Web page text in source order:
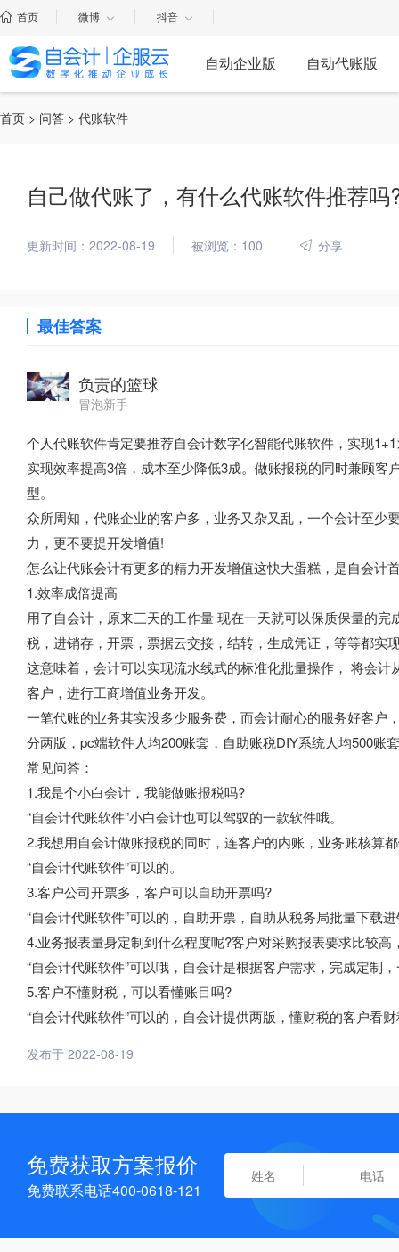
首页 微博 抖音
自动企业版 自动代账版
首页 > 问答 > 代账软件
自己做代账了，有什么代账软件推荐吗
更新时间：2022-08-19 被浏览：100 分享
最佳答案
负责的篮球
冒泡新手
个人代账软件肯定要推荐自会计数字化智能代账软件，实现
实现效率提高3倍，成本至少降低3成。做账报税的同时兼顾
型。
众所周知，代账企业的客户多，业务又杂又乱，一个会计至少
力，更不要提开发增值!
怎么让代账会计有更多的精力开发增值这快大蛋糕，是自会计
1.效率成倍提高
用了自会计，原来三天的工作量 现在一天就可以保质保量的
税，进销存，开票，票据云交接，结转，生成凭证，等等都实
这意味着，会计可以实现流水线式的标准化批量操作， 将会
客户，进行工商增值业务开发。
一笔代账的业务其实没多少服务费，而会计耐心的服务好客户
分两版，pc端软件人均200账套，自助账税DIY系统人均500账
常见问答：
1.我是个小白会计，我能做账报税吗?
“自会计代账软件”小白会计也可以驾驭的一款软件哦。
2.我想用自会计做账报税的同时，连客户的内账，业务账核算
“自会计代账软件”可以的。
3.客户公司开票多，客户可以自助开票吗?
“自会计代账软件”可以的，自助开票，自助从税务局批量下载
4.业务报表量身定制到什么程度呢?客户对采购报表要求比较高
“自会计代账软件”可以哦，自会计是根据客户需求，完成定制
5.客户不懂财税，可以看懂账目吗?
“自会计代账软件”可以的，自会计提供两版，懂财税的客户看
发布于 2022-08-19
免费获取方案报价
免费联系电话400-0618-121